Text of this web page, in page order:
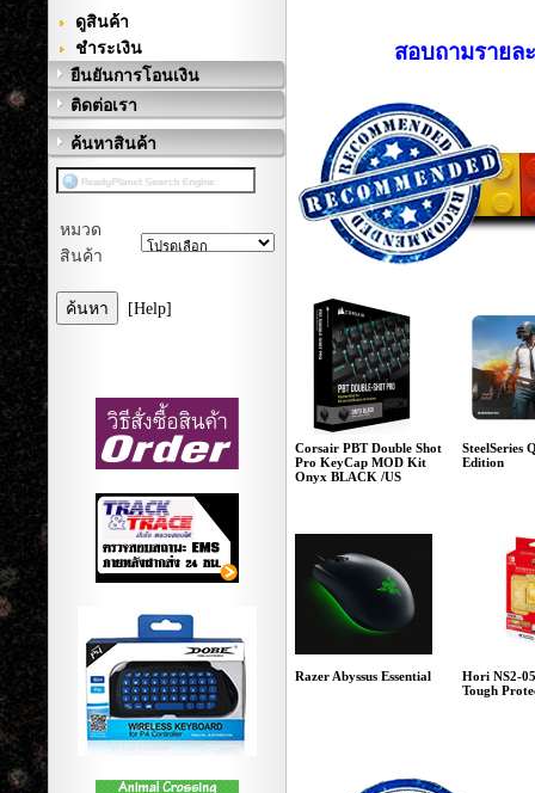
ดูสินค้า
ชำระเงิน
ยืนยันการโอนเงิน
ติดต่อเรา
ค้นหาสินค้า
หมวด
สินค้า
[Help]
สอบถามรายละเอี
Corsair PBT Double Shot
Pro KeyCap MOD Kit
Onyx BLACK /US
SteelSeries
Edition
Razer Abyssus Essential
Hori NS2-
Tough